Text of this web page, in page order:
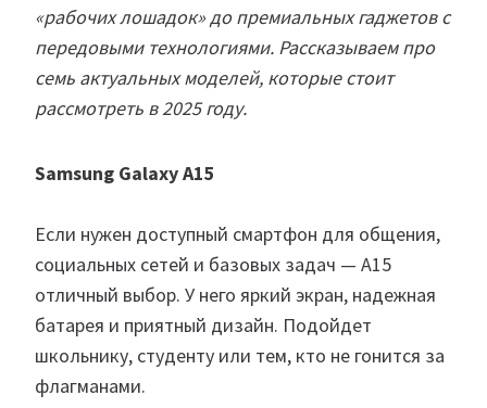
«рабочих лошадок» до премиальных гаджетов с
передовыми технологиями. Рассказываем про
семь актуальных моделей, которые стоит
рассмотреть в 2025 году.
Samsung Galaxy A15
Если нужен доступный смартфон для общения,
социальных сетей и базовых задач — A15
отличный выбор. У него яркий экран, надежная
батарея и приятный дизайн. Подойдет
школьнику, студенту или тем, кто не гонится за
флагманами.